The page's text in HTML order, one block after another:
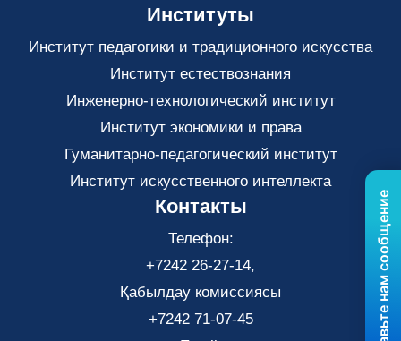
Институты
Институт педагогики и традиционного искусства
Институт естествознания
Инженерно-технологический институт
Институт экономики и права
Гуманитарно-педагогический институт
Институт искусственного интеллекта
Контакты
Телефон:
+7242 26-27-14,
Қабылдау комиссиясы
+7242 71-07-45
Отправьте нам сообщение